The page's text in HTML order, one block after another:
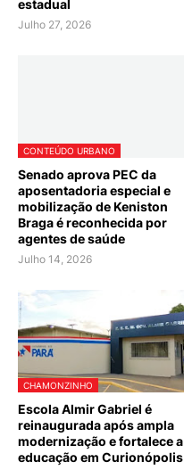
estadual
Julho 27, 2026
CONTEÚDO URBANO
Senado aprova PEC da
aposentadoria especial e
mobilização de Keniston
Braga é reconhecida por
agentes de saúde
Julho 14, 2026
CHAMONZINHO
Escola Almir Gabriel é
reinaugurada após ampla
modernização e fortalece a
educação em Curionópolis